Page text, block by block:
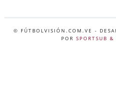
© FÚTBOLVISIÓN.COM.VE -
POR SPORTSUB &